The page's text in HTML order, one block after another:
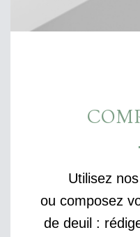
Utilisez
ou composez
de deuil :